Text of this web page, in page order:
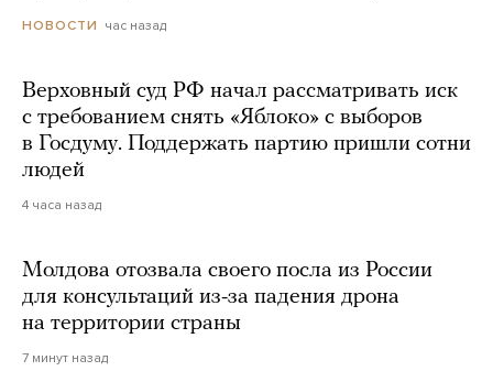
НОВОСТИ час назад
Верховный суд РФ начал рассматривать иск
с требованием снять «Яблоко» с выборов
в Госдуму. Поддержать партию пришли сотни
людей
4 часа назад
Молдова отозвала своего посла из России
для консультаций из-за падения дрона
на территории страны
7 минут назад